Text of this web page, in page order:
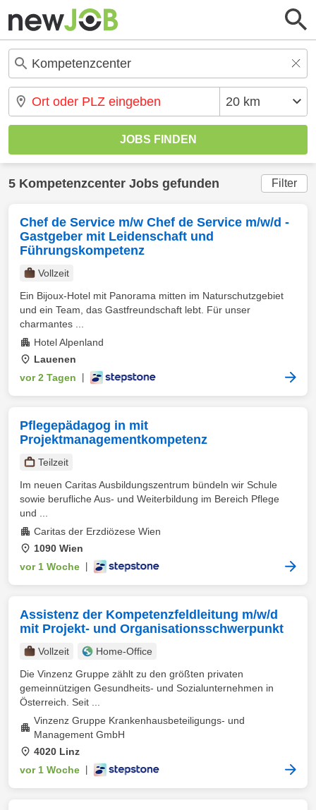
5 Kompetenzcenter Jobs gefunden Filter
Chef de Service m/w Chef de Service m/w/d -
Gastgeber mit Leidenschaft und
Führungskompetenz
Vollzeit
Ein Bijoux-Hotel mit Panorama mitten im Naturschutzgebiet
und ein Team, das Gastfreundschaft lebt. Für unser
charmantes ...
Hotel Alpenland
Lauenen
vor 2 Tagen
Pflegepädagog in mit
Projektmanagementkompetenz
Teilzeit
Im neuen Caritas Ausbildungszentrum bündeln wir Schule
sowie berufliche Aus- und Weiterbildung im Bereich Pflege
und ...
Caritas der Erzdiözese Wien
1090 Wien
vor 1 Woche
Assistenz der Kompetenzfeldleitung m/w/d
mit Projekt- und Organisationsschwerpunkt
Vollzeit
Home-Office
Die Vinzenz Gruppe zählt zu den größten privaten
gemeinnützigen Gesundheits- und Sozialunternehmen in
Österreich. Seit ...
Vinzenz Gruppe Krankenhausbeteiligungs- und
Management GmbH
4020 Linz
vor 1 Woche